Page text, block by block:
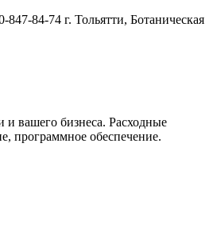
847-84-74 г. Тольятти, Ботаническая
и вашего бизнеса. Расходные
программное обеспечение.